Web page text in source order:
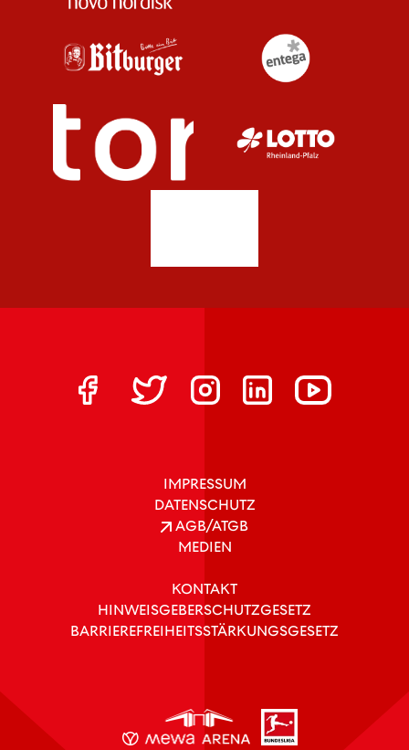
IMPRESSUM
DATENSCHUTZ
AGB/ATGB
MEDIEN
KONTAKT
HINWEISGEBERSCHUTZGESETZ
BARRIEREFREIHEITSSTÄRKUNGSGESETZ